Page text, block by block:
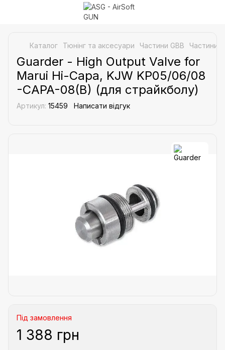
Каталог Тюнінг та аксесуари Частини GBB Частини
Guarder - High Output Valve for
Marui Hi-Capa, KJW KP05/06/08
-CAPA-08(B) (для страйкболу)
Артикул: 15459 Написати відгук
Під замовлення
1 388 грн